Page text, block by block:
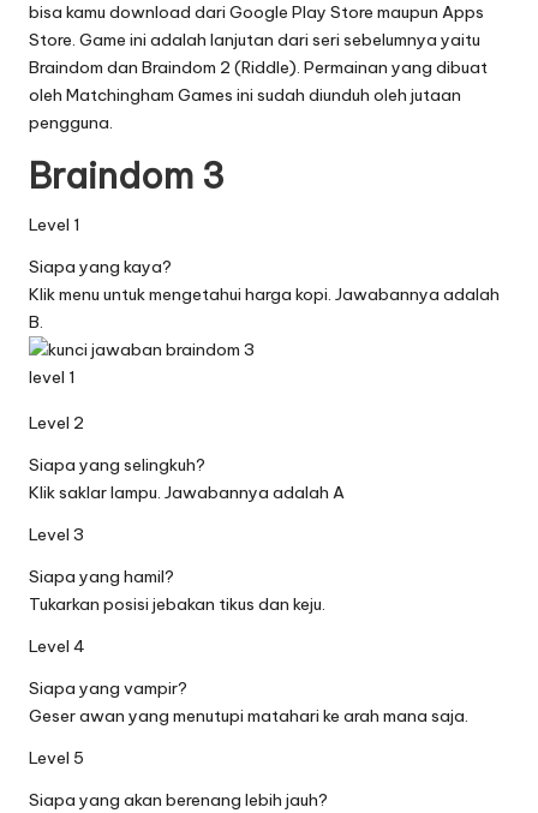
bisa kamu download dari Google Play Store maupun Apps
Store. Game ini adalah lanjutan dari seri sebelumnya yaitu
Braindom dan Braindom 2 (Riddle). Permainan yang dibuat
oleh Matchingham Games ini sudah diunduh oleh jutaan
pengguna.
Braindom 3
Level 1
Siapa yang kaya?
Klik menu untuk mengetahui harga kopi. Jawabannya adalah
B.
Level 2
Siapa yang selingkuh?
Klik saklar lampu. Jawabannya adalah A
Level 3
Siapa yang hamil?
Tukarkan posisi jebakan tikus dan keju.
Level 4
Siapa yang vampir?
Geser awan yang menutupi matahari ke arah mana saja.
Level 5
Siapa yang akan berenang lebih jauh?